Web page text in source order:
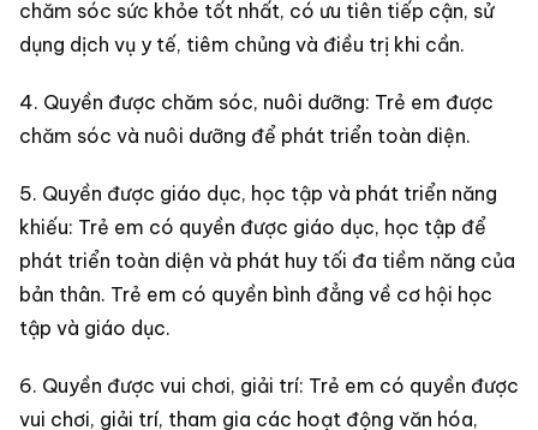
chăm sóc sức khỏe tốt nhất, có ưu tiên tiếp cận, sử
dụng dịch vụ y tế, tiêm chủng và điều trị khi cần.
4. Quyền được chăm sóc, nuôi dưỡng: Trẻ em được
chăm sóc và nuôi dưỡng để phát triển toàn diện.
5. Quyền được giáo dục, học tập và phát triển năng
khiếu: Trẻ em có quyền được giáo dục, học tập để
phát triển toàn diện và phát huy tối đa tiềm năng của
bản thân. Trẻ em có quyền bình đẳng về cơ hội học
tập và giáo dục.
6. Quyền được vui chơi, giải trí: Trẻ em có quyền được
vui chơi, giải trí, tham gia các hoạt động văn hóa,